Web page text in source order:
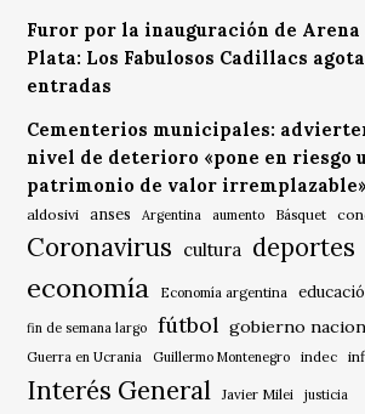
Furor por la inauguración de
Plata: Los Fabulosos Cadillacs
entradas
Cementerios municipales:
nivel de deterioro «pone en riesgo
patrimonio de valor irremplazable»
aldosivi anses Argentina aumento Básquet
Coronavirus cultura deportes
economía Economía argentina
fin de semana largo fútbol gobierno
Guerra en Ucrania Guillermo Montenegro indec
Interés General Javier Milei justicia